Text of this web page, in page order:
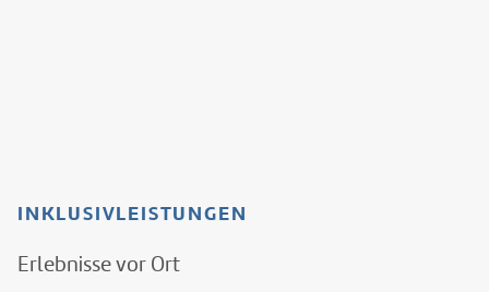
INKLUSIVLEISTUNGEN
Erlebnisse vor Ort